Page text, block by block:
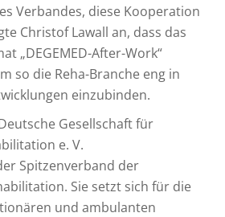
Verbandes, diese Kooperation
Christof Lawall an, dass das
„DEGEMED-After-Work“
so die Reha-Branche eng in
einzubinden.
Gesellschaft für
e. V.
Spitzenverband der
Sie setzt sich für die
und ambulanten